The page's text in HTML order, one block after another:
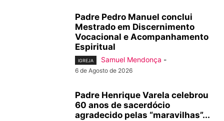
Padre Pedro Manuel conclui
Mestrado em Discernimento
Vocacional e Acompanhamento
Espiritual
IGREJA Samuel Mendonça -
6 de Agosto de 2026
Padre Henrique Varela celebrou
60 anos de sacerdócio
agradecido pelas “maravilhas”...